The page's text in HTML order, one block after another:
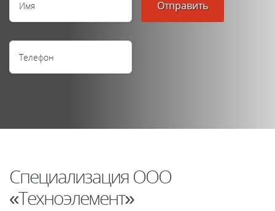
Специализация ООО
«Техноэлемент»